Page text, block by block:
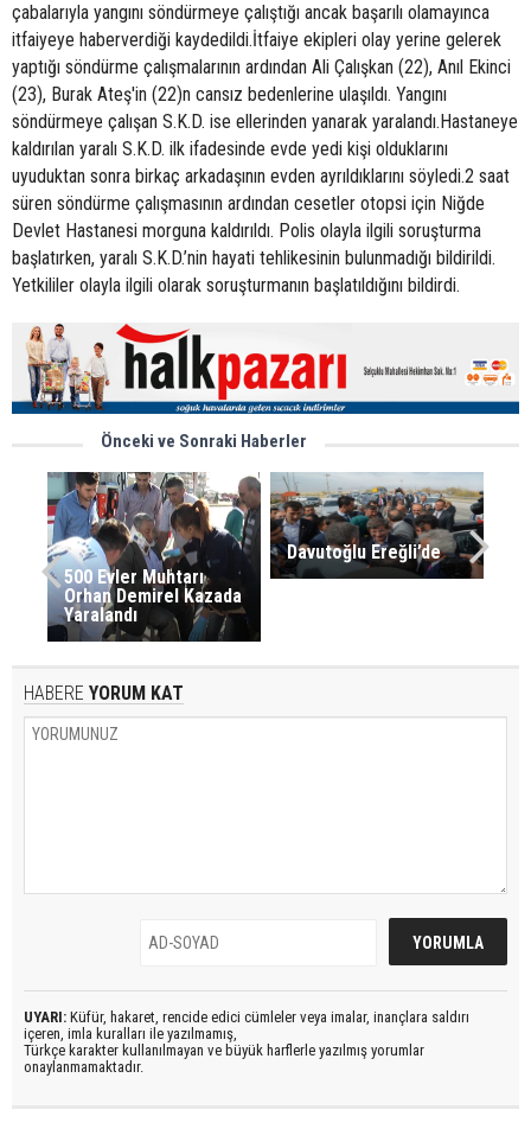
çabalarıyla yangını söndürmeye çalıştığı ancak başarılı olamayınca
itfaiyeye haberverdiği kaydedildi.İtfaiye ekipleri olay yerine gelerek
yaptığı söndürme çalışmalarının ardından Ali Çalışkan (22), Anıl Ekinci
(23), Burak Ateş'in (22)n cansız bedenlerine ulaşıldı. Yangını
söndürmeye çalışan S.K.D. ise ellerinden yanarak yaralandı.Hastaneye
kaldırılan yaralı S.K.D. ilk ifadesinde evde yedi kişi olduklarını
uyuduktan sonra birkaç arkadaşının evden ayrıldıklarını söyledi.2 saat
süren söndürme çalışmasının ardından cesetler otopsi için Niğde
Devlet Hastanesi morguna kaldırıldı. Polis olayla ilgili soruşturma
başlatırken, yaralı S.K.D.’nin hayati tehlikesinin bulunmadığı bildirildi.
Yetkililer olayla ilgili olarak soruşturmanın başlatıldığını bildirdi.
Önceki ve Sonraki Haberler
500 Evler Muhtarı
Orhan Demirel Kazada
Yaralandı
Davutoğlu Ereğli’de
HABERE YORUM KAT
UYARI: Küfür, hakaret, rencide edici cümleler veya imalar, inançlara saldırı
içeren, imla kuralları ile yazılmamış,
Türkçe karakter kullanılmayan ve büyük harflerle yazılmış yorumlar
onaylanmamaktadır.